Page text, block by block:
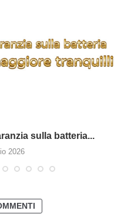
sulla batteria...
2026